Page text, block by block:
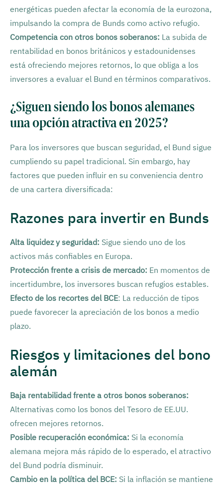
energéticas pueden afectar la economía de la eurozona,
impulsando la compra de Bunds como activo refugio.
Competencia con otros bonos soberanos: La subida de
rentabilidad en bonos británicos y estadounidenses
está ofreciendo mejores retornos, lo que obliga a los
inversores a evaluar el Bund en términos comparativos.
¿Siguen siendo los bonos alemanes
una opción atractiva en 2025?
Para los inversores que buscan seguridad, el Bund sigue
cumpliendo su papel tradicional. Sin embargo, hay
factores que pueden influir en su conveniencia dentro
de una cartera diversificada:
Razones para invertir en Bunds
Alta liquidez y seguridad: Sigue siendo uno de los
activos más confiables en Europa.
Protección frente a crisis de mercado: En momentos de
incertidumbre, los inversores buscan refugios estables.
Efecto de los recortes del BCE: La reducción de tipos
puede favorecer la apreciación de los bonos a medio
plazo.
Riesgos y limitaciones del bono
alemán
Baja rentabilidad frente a otros bonos soberanos:
Alternativas como los bonos del Tesoro de EE.UU.
ofrecen mejores retornos.
Posible recuperación económica: Si la economía
alemana mejora más rápido de lo esperado, el atractivo
del Bund podría disminuir.
Cambio en la política del BCE: Si la inflación se mantiene